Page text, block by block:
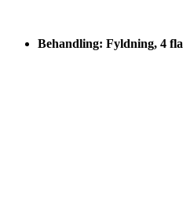
Behandling: Fyldning, 4